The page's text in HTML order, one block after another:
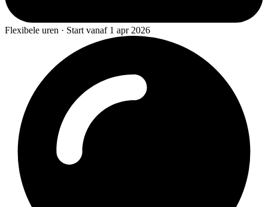
Flexibele uren · Start vanaf 1 apr 2026